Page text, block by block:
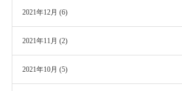
2021年12月 (6)
2021年11月 (2)
2021年10月 (5)